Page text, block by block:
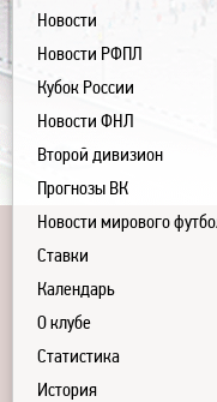
Новости
Новости РФПЛ
Кубок России
Новости ФНЛ
Второй дивизион
Прогнозы ВК
Новости мирового
Ставки
Календарь
О клубе
Статистика
История